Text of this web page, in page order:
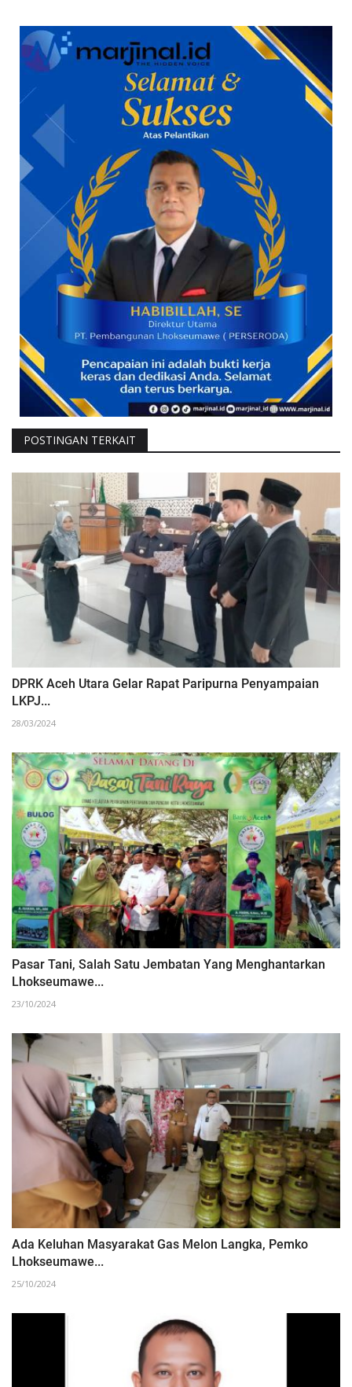
POSTINGAN TERKAIT
DPRK Aceh Utara Gelar Rapat Paripurna Penyampaian
LKPJ...
28/03/2024
Pasar Tani, Salah Satu Jembatan Yang Menghantarkan
Lhokseumawe...
23/10/2024
Ada Keluhan Masyarakat Gas Melon Langka, Pemko
Lhokseumawe...
25/10/2024